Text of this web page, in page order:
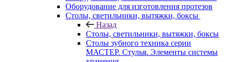
Оборудование для изготовления протезов
Cтолы, светильники, вытяжки, боксы
Назад
Cтолы, светильники, вытяжки, боксы
Столы зубного техника серии
МАСТЕР. Стулья. Элементы системы